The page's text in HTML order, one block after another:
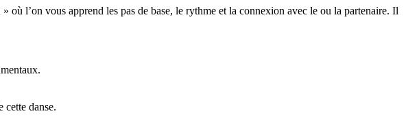
l’on vous apprend les pas de base, le rythme et la connexion avec le ou la partenaire. Il
danse.